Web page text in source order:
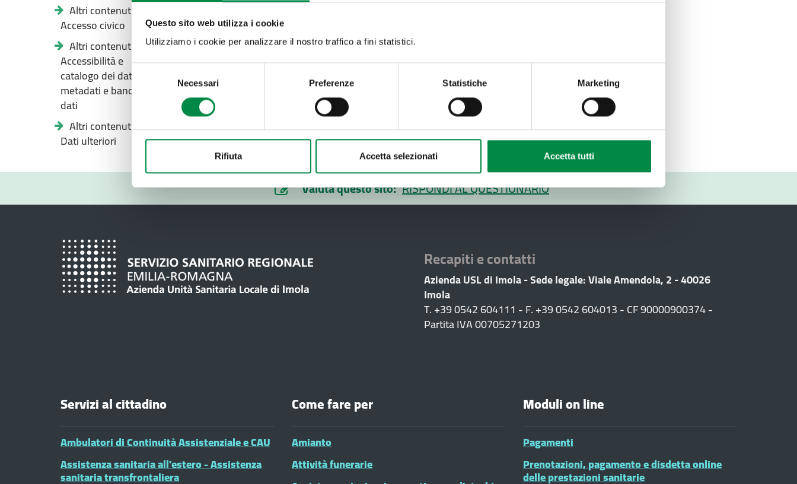
Questo sito web utilizza i cookie
Utilizziamo i cookie per analizzare il nostro traffico a fini statistici.
consenso
Necessari Preferenze Statistiche Marketing
Rifiuta Accetta selezionati Accetta tutti
Altri contenuti -
Accesso civico
Altri contenuti -
Accessibilità e
catalogo dei dati,
metadati e banche
dati
Altri contenuti -
Dati ulteriori
Valuta questo sito: RISPONDI AL QUESTIONARIO
Recapiti e contatti
Azienda USL di Imola - Sede legale: Viale Amendola, 2 - 40026
Imola
T. +39 0542 604111 - F. +39 0542 604013 - CF 90000900374 -
Partita IVA 00705271203
Servizi al cittadino
Ambulatori di Continuità Assistenziale e CAU
Assistenza sanitaria all'estero - Assistenza
sanitaria transfrontaliera
Come fare per
Amianto
Attività funerarie
Moduli on line
Pagamenti
Prenotazioni, pagamento e disdetta online
delle prestazioni sanitarie